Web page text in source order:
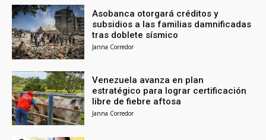
Asobanca otorgará créditos y
subsidios a las familias damnificadas
tras doblete sísmico
Janna Corredor
Venezuela avanza en plan
estratégico para lograr certificación
libre de fiebre aftosa
Janna Corredor